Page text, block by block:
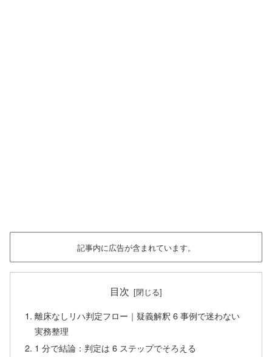
記事内に広告が含まれています。
目次
離床なしリハ判定フロー｜疑義解釈 6 事例で迷わない
実務整理
1 分で結論：判定は 6 ステップでそろえる